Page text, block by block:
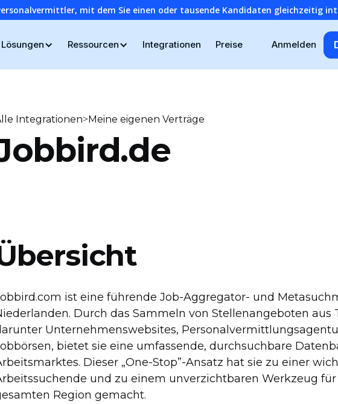
mit dem Sie einen oder tausende Kandidaten gleichzeitig
Lösungen Ressourcen Integrationen Preise Anmelden
Integrationen>Meine eigenen Verträge
ist eine führende Job-Aggregator- und
Durch das Sammeln von Stellenangeboten aus
Unternehmenswebsites,
bietet sie eine umfassende, durchsuchbare
Dieser „One-Stop”-Ansatz hat sie zu einer
und zu einem unverzichtbaren Werkzeug
Region gemacht.